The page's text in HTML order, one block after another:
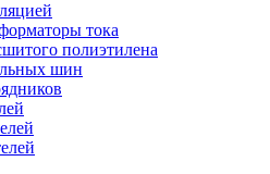
тока
полиэтилена
шин